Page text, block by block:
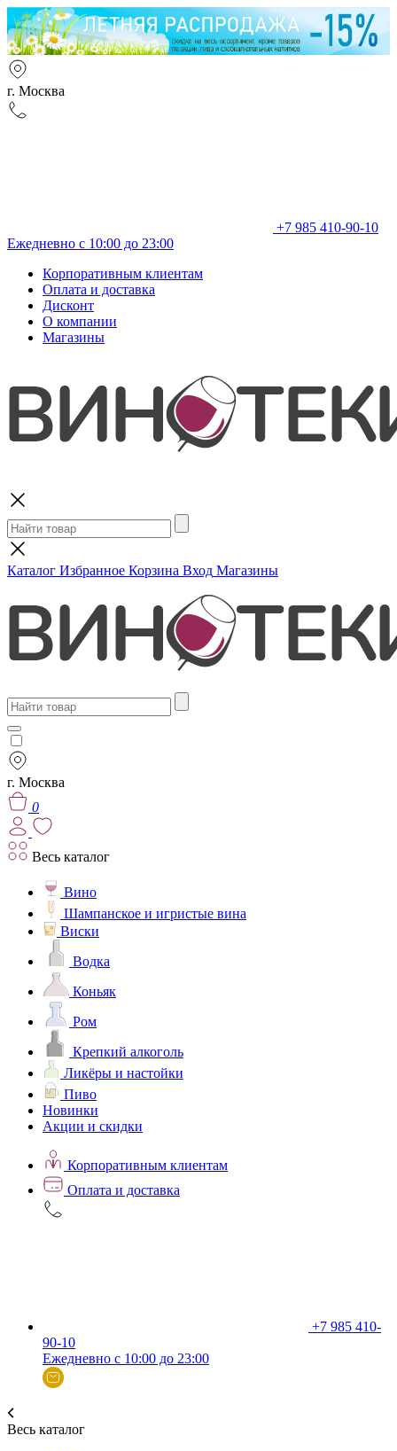
г. Москва
+7 985 410-90-10
Ежедневно с 10:00 до 23:00
Корпоративным клиентам
Оплата и доставка
Дисконт
О компании
Магазины
Каталог Избранное Корзина Вход Магазины
г. Москва
0
Весь каталог
Вино
Шампанское и игристые вина
Виски
Водка
Коньяк
Ром
Крепкий алкоголь
Ликёры и настойки
Пиво
Новинки
Акции и скидки
Корпоративным клиентам
Оплата и доставка
+7 985 410-
90-10
Ежедневно с 10:00 до 23:00
Весь каталог